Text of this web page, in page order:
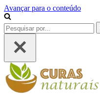
Avançar para o conteúdo
Pesquisar
por...